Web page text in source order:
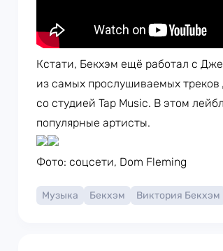
Кстати, Бекхэм ещё работал с
из самых прослушиваемых треков
со студией Tap Music. В этом
популярные артисты.
Фото: соцсети, Dom Fleming
Музыка Бекхэм Виктория Бекхэм